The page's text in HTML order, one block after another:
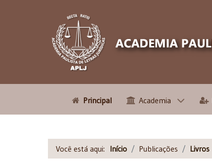
Principal Academia
Você está aqui: Início Publicações Livros